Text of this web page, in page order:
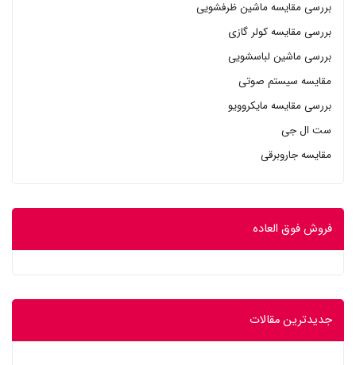
بررسی مقایسه ماشین ظرفشویی
بررسی مقایسه کولر گازی
بررسی ماشین لباسشویی
مقایسه سیستم صوتی
بررسی مقایسه مایکروویو
ست ال جی
مقایسه جاروبرقی
فروش فوق العاده
جدیدترین مقالات